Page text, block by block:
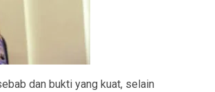
dan bukti yang kuat, selain